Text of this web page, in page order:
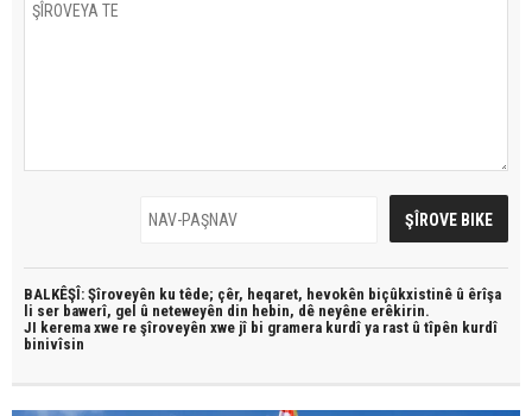
BALKÊŞÎ: Şîroveyên ku têde; çêr, heqaret, hevokên biçûkxistinê û êrîşa
li ser bawerî, gel û neteweyên din hebin, dê neyêne erêkirin.
JI kerema xwe re şîroveyên xwe jî bi gramera kurdî ya rast û tîpên kurdî
binivîsin